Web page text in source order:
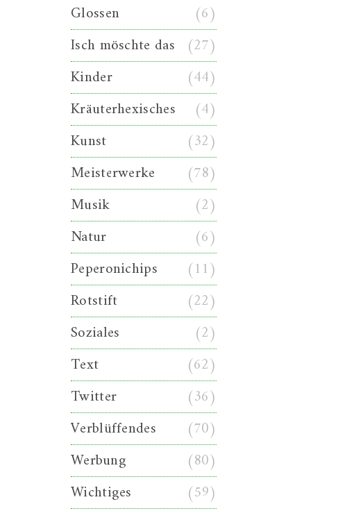
Glossen
(6)
Isch möschte das (27)
Kinder
(44)
Kräuterhexisches
(4)
Kunst
(32)
Meisterwerke
(78)
Musik
(2)
Natur
(6)
Peperonichips
(11)
Rotstift
(22)
Soziales
(2)
Text
(62)
Twitter
(36)
Verblüffendes
(70)
Werbung
(80)
Wichtiges
(59)